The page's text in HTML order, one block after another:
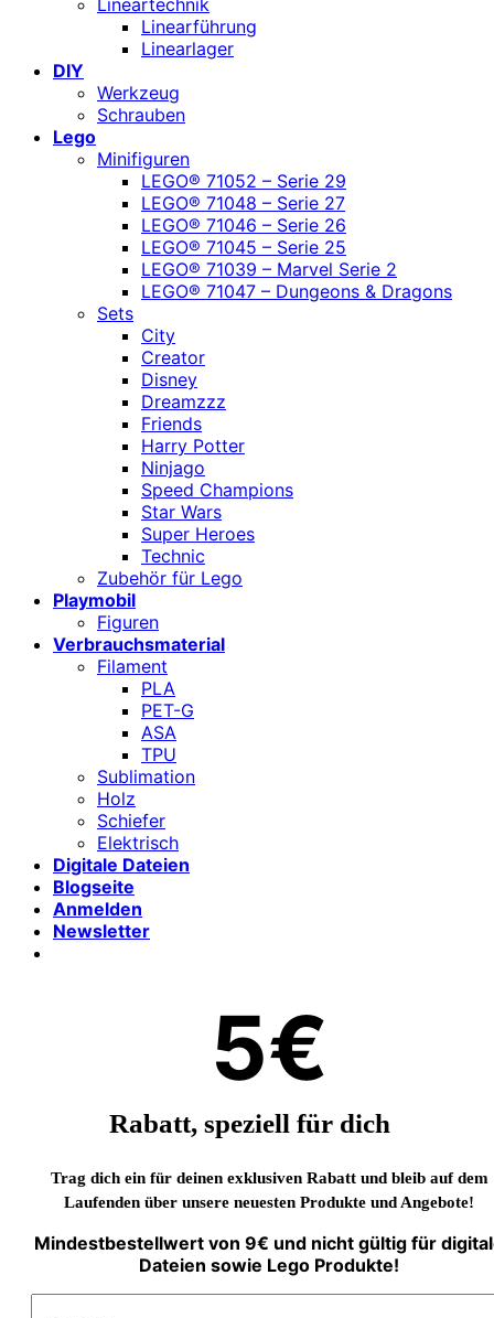
Linearführung
Linearlager
DIY
Werkzeug
Schrauben
Lego
Minifiguren
LEGO® 71052 – Serie 29
LEGO® 71048 – Serie 27
LEGO® 71046 – Serie 26
LEGO® 71045 – Serie 25
LEGO® 71039 – Marvel Serie 2
LEGO® 71047 – Dungeons & Dragons
Sets
City
Creator
Disney
Dreamzzz
Friends
Harry Potter
Ninjago
Speed Champions
Star Wars
Super Heroes
Technic
Zubehör für Lego
Playmobil
Figuren
Verbrauchsmaterial
Filament
PLA
PET-G
ASA
TPU
Sublimation
Holz
Schiefer
Elektrisch
Digitale Dateien
Blogseite
Anmelden
Newsletter
5€
Rabatt, speziell für dich
Trag dich ein für deinen exklusiven Rabatt und bleib auf dem
Laufenden über unsere neuesten Produkte und Angebote!
Mindestbestellwert von 9€ und nicht gültig für
Dateien sowie Lego Produkte!